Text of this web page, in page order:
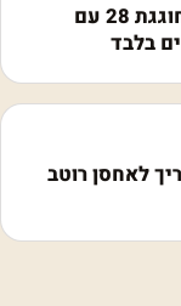
יש לי יום הולדת: ג'ירף חוגגת 28 עם
בלבד
לאחסן רוטב